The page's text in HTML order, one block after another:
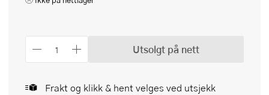
Utsolgt på nett
Frakt og klikk & hent velges ved utsjekk